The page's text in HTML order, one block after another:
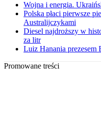
Wojna i energia.
Polska płaci pierwsze
Australijczykami
Diesel najdroższy w
za litr
Luiz Hanania
Promowane treści